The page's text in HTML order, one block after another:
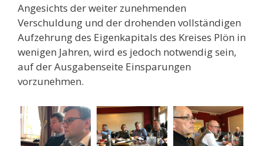
Angesichts der weiter zunehmenden
Verschuldung und der drohenden vollständigen
Aufzehrung des Eigenkapitals des Kreises Plön in
wenigen Jahren, wird es jedoch notwendig sein,
auf der Ausgabenseite Einsparungen
vorzunehmen.